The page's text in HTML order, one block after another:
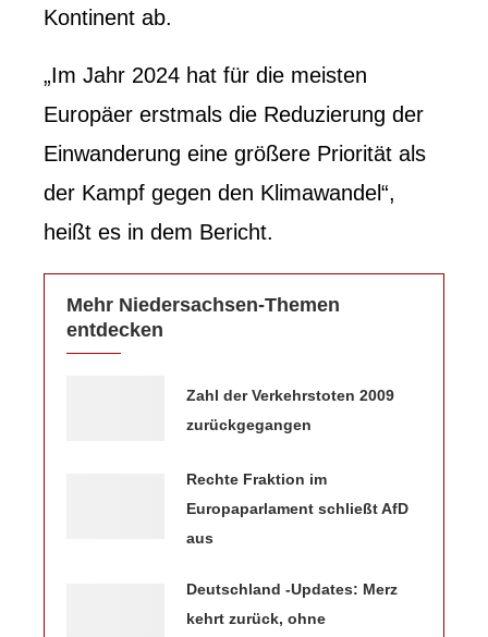
Kontinent ab.
„Im Jahr 2024 hat für die meisten
Europäer erstmals die Reduzierung der
Einwanderung eine größere Priorität als
der Kampf gegen den Klimawandel“,
heißt es in dem Bericht.
Mehr Niedersachsen-Themen
entdecken
Zahl der Verkehrstoten 2009
zurückgegangen
Rechte Fraktion im
Europaparlament schließt AfD
aus
Deutschland -Updates: Merz
kehrt zurück, ohne